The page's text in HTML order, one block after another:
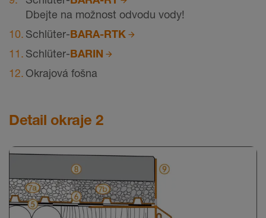
Dbejte na možnost odvodu vody!
Schlüter-BARA-RTK
Schlüter-BARIN
Okrajová fošna
Detail okraje 2